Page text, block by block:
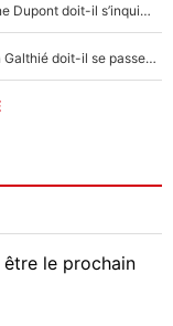
«Le XV de France est meilleur avec Lucu» : Antoine Dupont doit-il s’inquiéter pour sa place ?
Le XV de France a trouvé son remplaçant : Fabien Galthié doit-il se passer d'Antoine Dupont ?
être le prochain